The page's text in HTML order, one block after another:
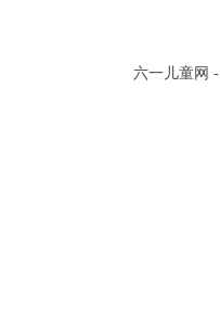
六一儿童网 -